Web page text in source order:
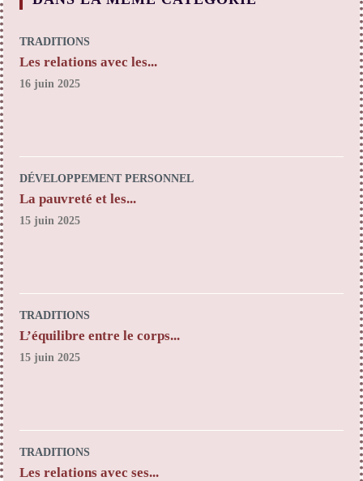
TRADITIONS
Les relations avec les...
16 juin 2025
DÉVELOPPEMENT PERSONNEL
La pauvreté et les...
15 juin 2025
TRADITIONS
L’équilibre entre le corps...
15 juin 2025
TRADITIONS
Les relations avec ses...